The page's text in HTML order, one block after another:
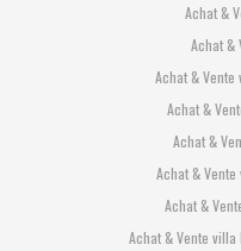
Achat &
Achat &
Achat &
Achat &
Achat &
Achat &
Achat &
Achat & Vente